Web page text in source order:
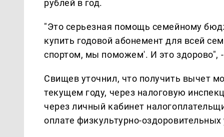
рублей в год.
"Это серьезная помощь семейному
купить годовой абонемент для всей
спортом, мы поможем'. И это здорово",
Свищев уточнил, что получить вычет
текущем году, через налоговую
через личный кабинет
оплате физкультурно-